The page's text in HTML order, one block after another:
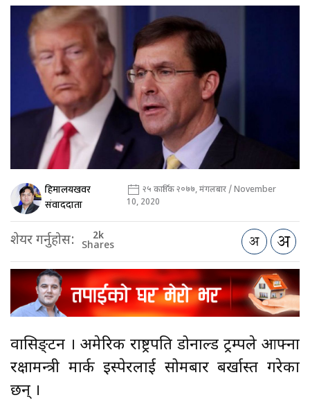
हिमालयखवर
संवाददाता
२५ कार्तिक २०७७, मंगलबार / November
10, 2020
शेयर गर्नुहोस: 2k
Shares
वासिङ्टन । अमेरिकी राष्ट्रपति डोनाल्ड ट्रम्पले आफ्ना
रक्षामन्त्री मार्क इस्पेरलाई सोमबार बर्खास्त गरेका
छन् ।